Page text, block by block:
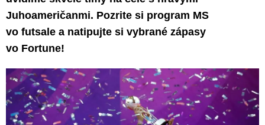
Juhoameričanmi. Pozrite si program MS
vo futsale a natipujte si vybrané zápasy
vo Fortune!